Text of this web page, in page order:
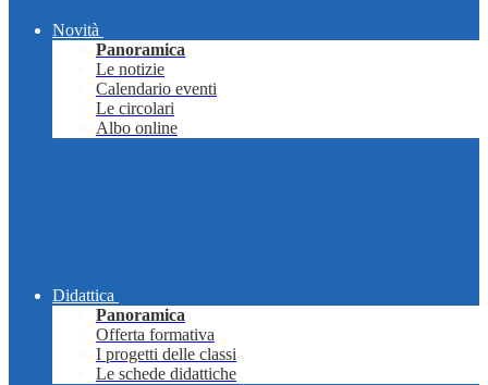
Novità
Panoramica
Le notizie
Calendario eventi
Le circolari
Albo online
Didattica
Panoramica
Offerta formativa
I progetti delle classi
Le schede didattiche